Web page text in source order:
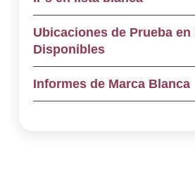
Ubicaciones de Prueba en
Disponibles
Informes de Marca Blanca